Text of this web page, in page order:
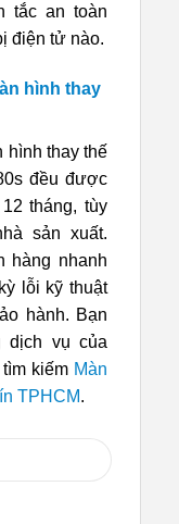
tắc an toàn
điện tử nào.
hình thay
hình thay thế
đều được
tháng, tùy
sản xuất.
hàng nhanh
lỗi kỹ thuật
hành. Bạn
dịch vụ của
kiếm Màn
TPHCM.